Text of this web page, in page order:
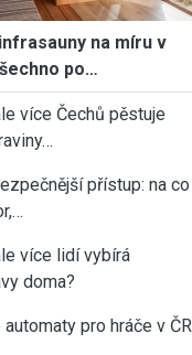
na míru v
po…
více Čechů pěstuje
přístup: na co
více lidí vybírá
doma?
pro hráče v ČR